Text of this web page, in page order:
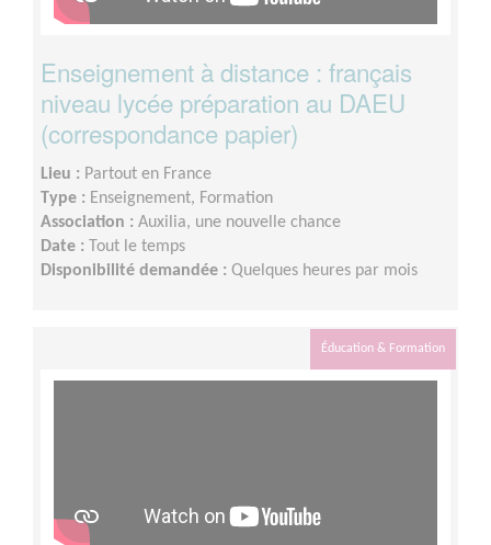
Enseignement à distance : français
niveau lycée préparation au DAEU
(correspondance papier)
Lieu : Partout en France
Type : Enseignement, Formation
Association : Auxilia, une nouvelle chance
Date :
Tout le temps
Disponibilité demandée : Quelques heures par mois
Éducation & Formation